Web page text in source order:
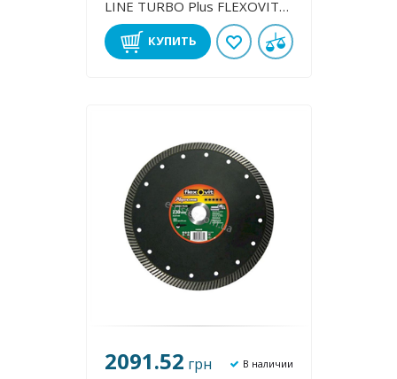
LІNE TURBO Plus FLEXOVIT
70184623438
КУПИТЬ
2091.52 грн В наличии